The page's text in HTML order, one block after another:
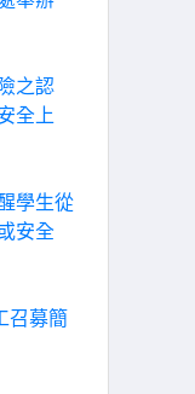
之認
全上
學生從
安全
召募簡